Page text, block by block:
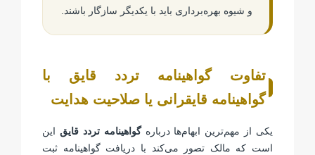
و شیوه بهره‌برداری باید با یکدیگر سازگار باشند.
تفاوت گواهینامه تردد قایق با
گواهینامه قایقرانی یا صلاحیت هدایت
یکی از مهم‌ترین ابهام‌ها دربارهگواهینامه تردد قایق این
است که مالک تصور می‌کند با دریافت گواهینامه ثبت